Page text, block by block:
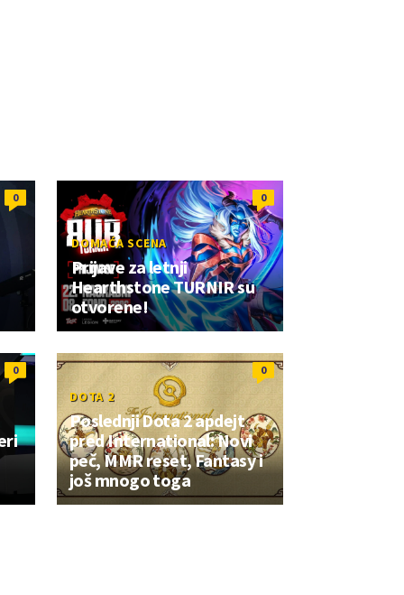
0 0
DOMAĆA SCENA
Prijave za letnji
Hearthstone TURNIR su
otvorene!
0 0
DOTA 2
Poslednji Dota 2 apdejt
pred International: Novi
peč, MMR reset, Fantasy i
još mnogo toga